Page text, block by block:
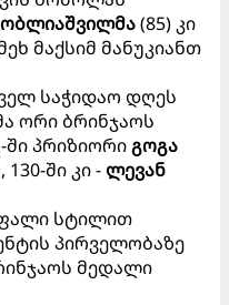
(85) კი
მაქსიმ მანუკიანთ
საჭიდაო დღეს
ორი ბრინჯაოს
ში პრიზიორიგოგა
130-ში კი - ლევან
სტილით
პირველობაზე
მედალი